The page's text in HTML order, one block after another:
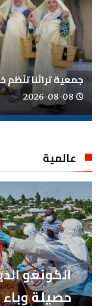
جمعية تراثنا تنَظم
2026-08-08
عالمية
الكونغو